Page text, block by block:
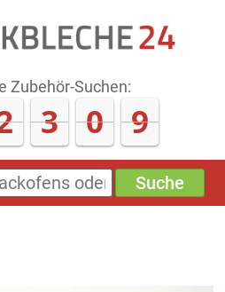
Zubehör-Suchen:
3 0 9
Suche